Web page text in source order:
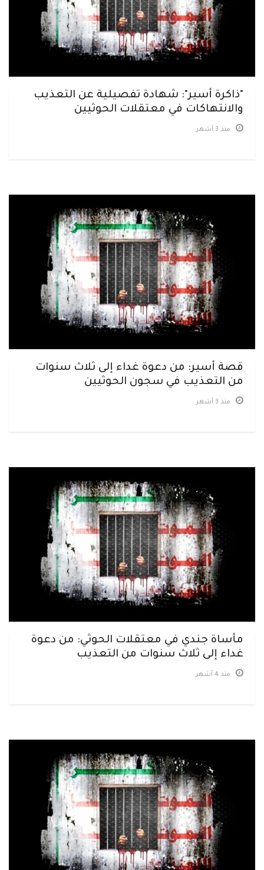
"ذاكرة أسير": شهادة تفصيلية عن التعذيب
والانتهاكات في معتقلات الحوثيين
منذ 3 أشهر
قصة أسير: من دعوة غداء إلى ثلاث سنوات
من التعذيب في سجون الحوثيين
منذ 3 أشهر
مأساة جندي في معتقلات الحوثي: من دعوة
غداء إلى ثلاث سنوات من التعذيب
منذ 4 أشهر